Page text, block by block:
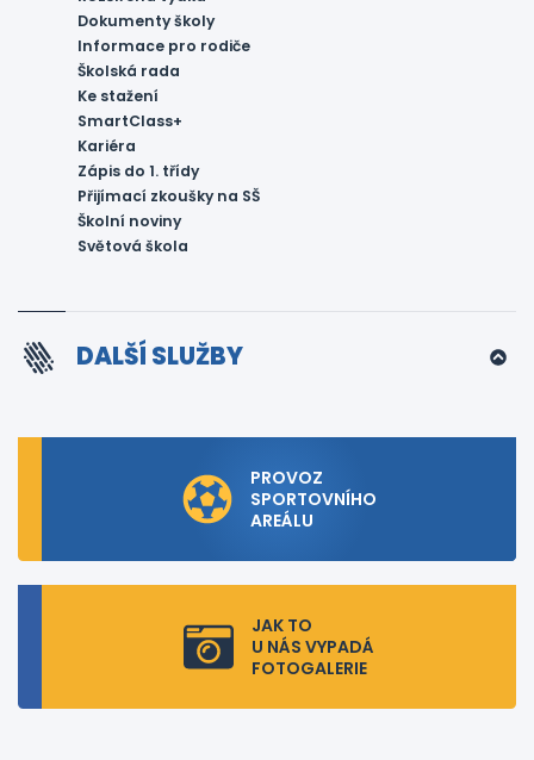
Dokumenty školy
Informace pro rodiče
Školská rada
Ke stažení
SmartClass+
Kariéra
Zápis do 1. třídy
Přijímací zkoušky na SŠ
Školní noviny
Světová škola
DALŠÍ SLUŽBY
PROVOZ
SPORTOVNÍHO
AREÁLU
JAK TO
U NÁS VYPADÁ
FOTOGALERIE